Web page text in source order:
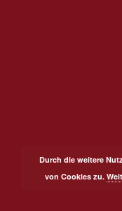
Durch die weitere
von Cookies zu.